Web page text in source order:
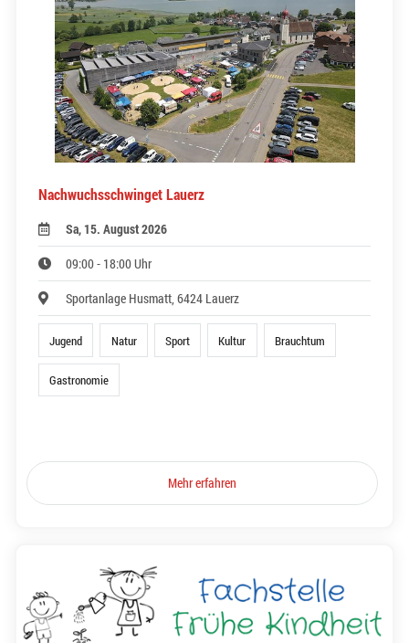
Nachwuchsschwinget Lauerz
Sa, 15. August 2026
09:00 - 18:00 Uhr
Sportanlage Husmatt, 6424 Lauerz
Jugend Natur Sport Kultur Brauchtum
Gastronomie
Mehr erfahren